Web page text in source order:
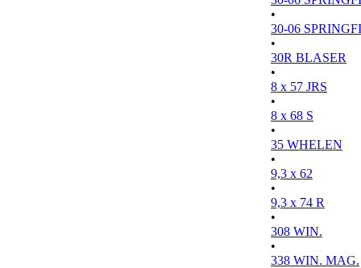
•
30-06
•
30R BLASER
•
8 x 57 JRS
•
8 x 68 S
•
35 WHELEN
•
9,3 x 62
•
9,3 x 74 R
•
308 WIN.
•
338 WIN. MAG.